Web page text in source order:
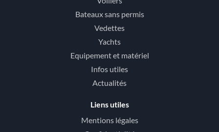
Bateaux sans permis
Vedettes
Yachts
Equipement et matériel
Infos utiles
Actualités
Liens utiles
Mentions légales